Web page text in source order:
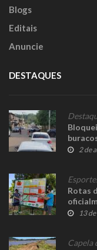
Blogs
Editais
Anuncie
DESTAQUES
2 de
Rotas
13
Capela